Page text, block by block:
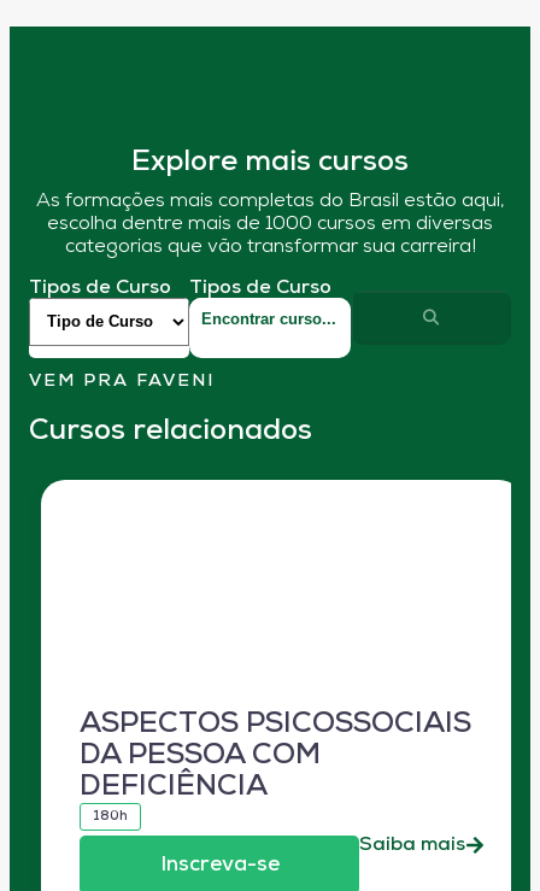
Explore mais cursos
As formações mais completas do Brasil estão aqui,
escolha dentre mais de 1000 cursos em diversas
categorias que vão transformar sua carreira!
Tipos de Curso Tipos de Curso
VEM PRA FAVENI
Cursos relacionados
ASPECTOS PSICOSSOCIAIS
DA PESSOA COM
DEFICIÊNCIA
180h
Inscreva-se
Saiba mais